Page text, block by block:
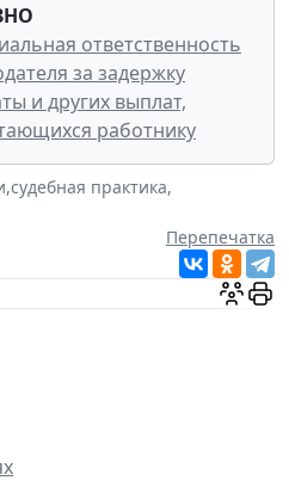
ответственность
за задержку
и других выплат,
работнику
,судебная практика,
Перепечатка